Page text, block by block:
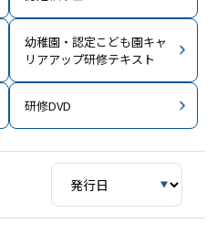
幼稚園・認定こども園キャ
リアアップ研修テキスト
研修DVD